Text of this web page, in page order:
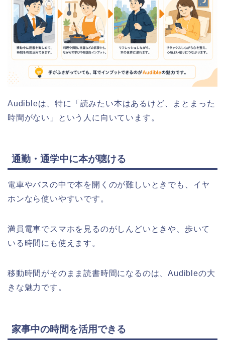
Audibleは、特に「読みたい本はあるけど、まとまった
時間がない」という人に向いています。
通勤・通学中に本が聴ける
電車やバスの中で本を開くのが難しいときでも、イヤ
ホンなら使いやすいです。
満員電車でスマホを見るのがしんどいときや、歩いて
いる時間にも使えます。
移動時間がそのまま読書時間になるのは、Audibleの大
きな魅力です。
家事中の時間を活用できる